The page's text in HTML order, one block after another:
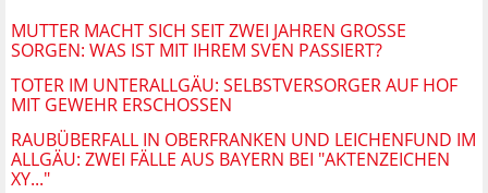
MUTTER MACHT SICH SEIT ZWEI JAHREN GROSSE S
ORGEN: WAS IST MIT IHREM SVEN PASSIERT?
TOTER IM UNTERALLGÄU: SELBSTVERSORGER AUF HOF
MIT GEWEHR ERSCHOSSEN
RAUBÜBERFALL IN OBERFRANKEN UND LEICHENFUND IM
ALLGÄU: ZWEI FÄLLE AUS BAYERN BEI "AKTENZEICHEN
XY..."